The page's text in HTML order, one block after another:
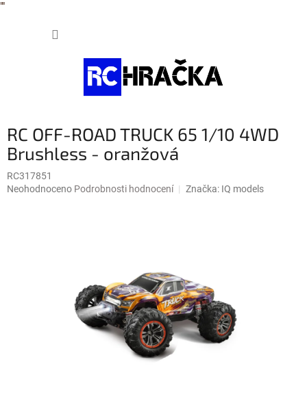
""
RC OFF-ROAD TRUCK 65 1/10 4WD
Brushless - oranžová
RC317851
Průměrné
Neohodnoceno Podrobnosti hodnocení Značka: IQ models